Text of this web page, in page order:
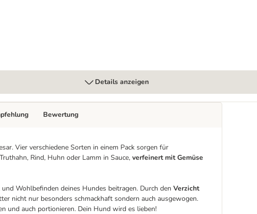
Details anzeigen
Vier verschiedene Sorten in einem Pack sorgen für
Rind, Huhn oder Lamm in Sauce, verfeinert mit Gemüse
Wohlbefinden deines Hundes beitragen. Durch den Verzicht
nicht nur besonders schmackhaft sondern auch ausgewogen.
und auch portionieren. Dein Hund wird es lieben!
Bewertung